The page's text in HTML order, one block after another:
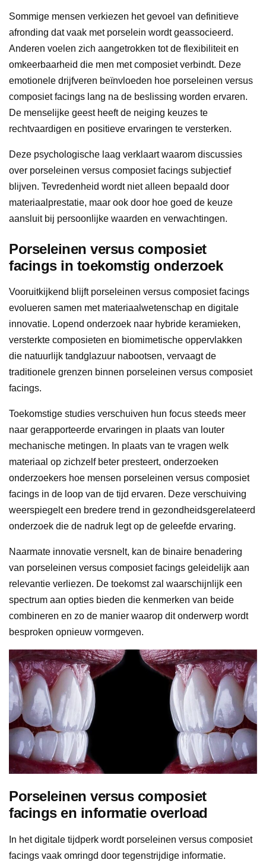
Sommige mensen verkiezen het gevoel van definitieve
afronding dat vaak met porselein wordt geassocieerd.
Anderen voelen zich aangetrokken tot de flexibiliteit en
omkeerbaarheid die men met composiet verbindt. Deze
emotionele drijfveren beïnvloeden hoe porseleinen versus
composiet facings lang na de beslissing worden ervaren.
De menselijke geest heeft de neiging keuzes te
rechtvaardigen en positieve ervaringen te versterken.
Deze psychologische laag verklaart waarom discussies
over porseleinen versus composiet facings subjectief
blijven. Tevredenheid wordt niet alleen bepaald door
materiaalprestatie, maar ook door hoe goed de keuze
aansluit bij persoonlijke waarden en verwachtingen.
Porseleinen versus composiet
facings in toekomstig onderzoek
Vooruitkijkend blijft porseleinen versus composiet facings
evolueren samen met materiaalwetenschap en digitale
innovatie. Lopend onderzoek naar hybride keramieken,
versterkte composieten en biomimetische oppervlakken
die natuurlijk tandglazuur nabootsen, vervaagt de
traditionele grenzen binnen porseleinen versus composiet
facings.
Toekomstige studies verschuiven hun focus steeds meer
naar gerapporteerde ervaringen in plaats van louter
mechanische metingen. In plaats van te vragen welk
materiaal op zichzelf beter presteert, onderzoeken
onderzoekers hoe mensen porseleinen versus composiet
facings in de loop van de tijd ervaren. Deze verschuiving
weerspiegelt een bredere trend in gezondheidsgerelateerd
onderzoek die de nadruk legt op de geleefde ervaring.
Naarmate innovatie versnelt, kan de binaire benadering
van porseleinen versus composiet facings geleidelijk aan
relevantie verliezen. De toekomst zal waarschijnlijk een
spectrum aan opties bieden die kenmerken van beide
combineren en zo de manier waarop dit onderwerp wordt
besproken opnieuw vormgeven.
Porseleinen versus composiet
facings en informatie overload
In het digitale tijdperk wordt porseleinen versus composiet
facings vaak omringd door tegenstrijdige informatie.